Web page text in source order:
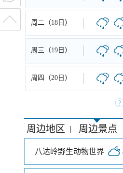
周二（18日）
周三（19日）
周四（20日）
周边地区 | 周边景点
八达岭野生动物世界